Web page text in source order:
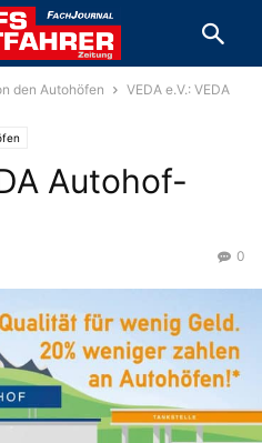
den Autohöfen
VEDA e.V.: VEDA
Autohof-
0